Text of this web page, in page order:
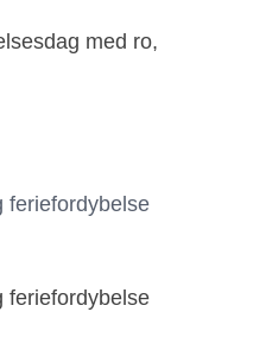
med ro,
feriefordybelse
feriefordybelse